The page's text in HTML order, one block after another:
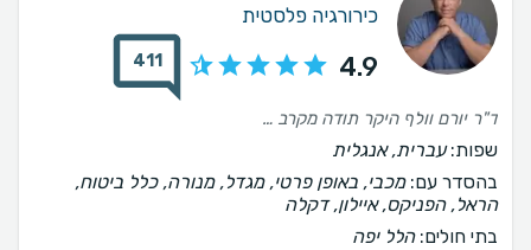
כירורגיה פלסטית
4.9
411
ד"ר יורם וולף היקר תודה מקרב 💖 על טיפול מקצועי ומדהים שהוביל לתוצאות נפלאות,מעבר לכשרון המיקצועי המופלא שלך,התמיכה, האנושיות והרוגע שהענקתה לי הפכו את תהליך הניתוח עפעפים עליון תחתון והרמת שפה עליונה לתוצאה וחוויה מדהימה אין מאושרת ממני ,אתה הגשמתה את חלומי תודה ד"ר יורם וולף על 10 שנים שאתה מלווה אותי ,אחד יחיד מאוד יקר ומיוחד ממליצה ... מעומק הלב ♥️ אל תחכו ..פשוט תקבעו‼️תודה על הכל
שפות:עברית, אנגלית
בהסדר עם:מכבי, באופן פרטי, מגדל, מנורה, כלל ביטוח,
הראל, הפניקס, איילון, דקלה
בתי חולים:הלל יפה